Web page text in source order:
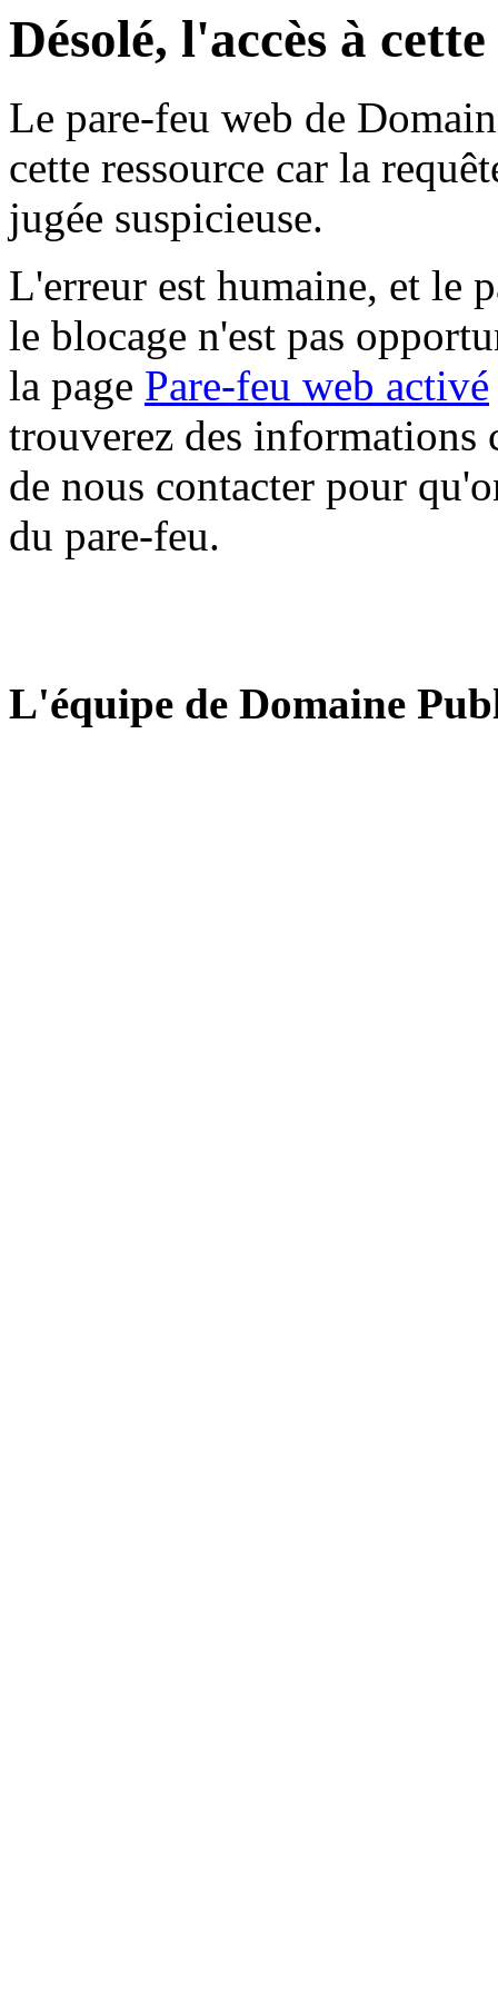
Désolé, l'accès à
Le pare-feu web de
cette ressource car la
jugée suspicieuse.
L'erreur est humaine, et le
le blocage n'est pas
la page Pare-feu web activé
trouverez des informations
de nous contacter pour
du pare-feu.
L'équipe de Domaine